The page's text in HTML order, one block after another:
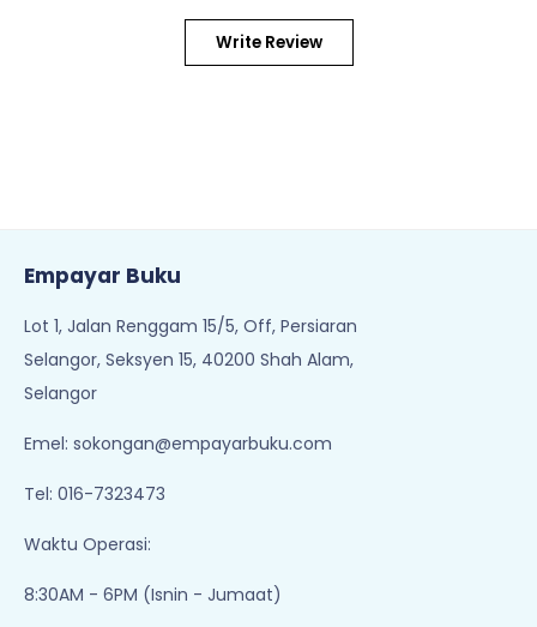
Write Review
Empayar Buku
Lot 1, Jalan Renggam 15/5, Off, Persiaran
Selangor, Seksyen 15, 40200 Shah Alam,
Selangor
Emel: sokongan@empayarbuku.com
Tel: 016-7323473
Waktu Operasi:
8:30AM - 6PM (Isnin - Jumaat)